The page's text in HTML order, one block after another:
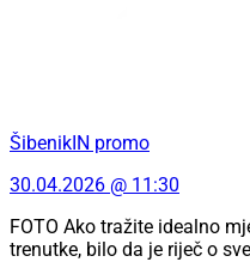
ŠibenikIN promo
30.04.2026 @ 11:30
FOTO Ako tražite idealno
trenutke, bilo da je riječ o